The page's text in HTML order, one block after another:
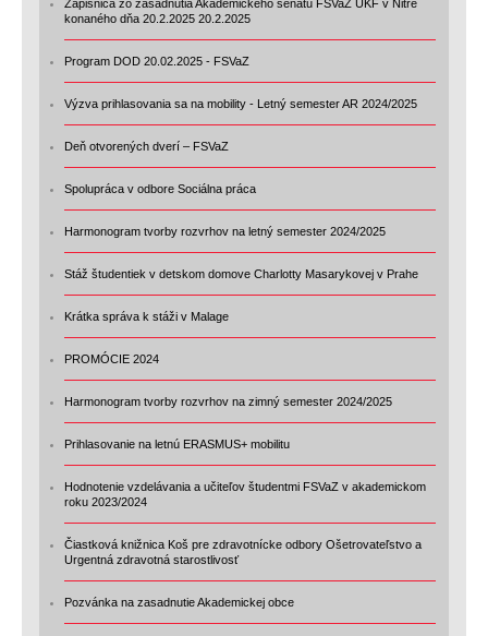
Zápisnica zo zasadnutia Akademického senátu FSVaZ UKF v Nitre
konaného dňa 20.2.2025 20.2.2025
Program DOD 20.02.2025 - FSVaZ
Výzva prihlasovania sa na mobility - Letný semester AR 2024/2025
Deň otvorených dverí – FSVaZ
Spolupráca v odbore Sociálna práca
Harmonogram tvorby rozvrhov na letný semester 2024/2025
Stáž študentiek v detskom domove Charlotty Masarykovej v Prahe
Krátka správa k stáži v Malage
PROMÓCIE 2024
Harmonogram tvorby rozvrhov na zimný semester 2024/2025
Prihlasovanie na letnú ERASMUS+ mobilitu
Hodnotenie vzdelávania a učiteľov študentmi FSVaZ v akademickom
roku 2023/2024
Čiastková knižnica Koš pre zdravotnícke odbory Ošetrovateľstvo a
Urgentná zdravotná starostlivosť
Pozvánka na zasadnutie Akademickej obce